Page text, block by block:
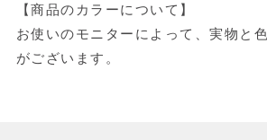
【商品のカラーについて】
お使いのモニターによって、実物と
がございます。